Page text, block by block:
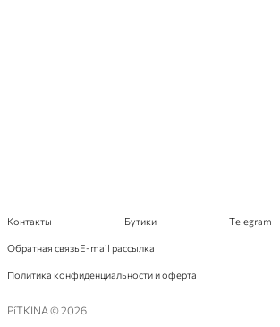
Контакты Бутики Telegram
Обратная связьE-mail рассылка
Политика конфиденциальности и оферта
PíTKINA © 2026